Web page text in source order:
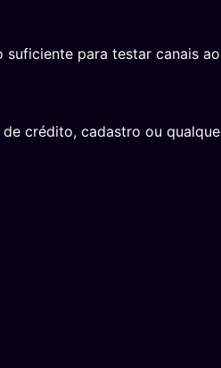
para testar canais
crédito, cadastro ou